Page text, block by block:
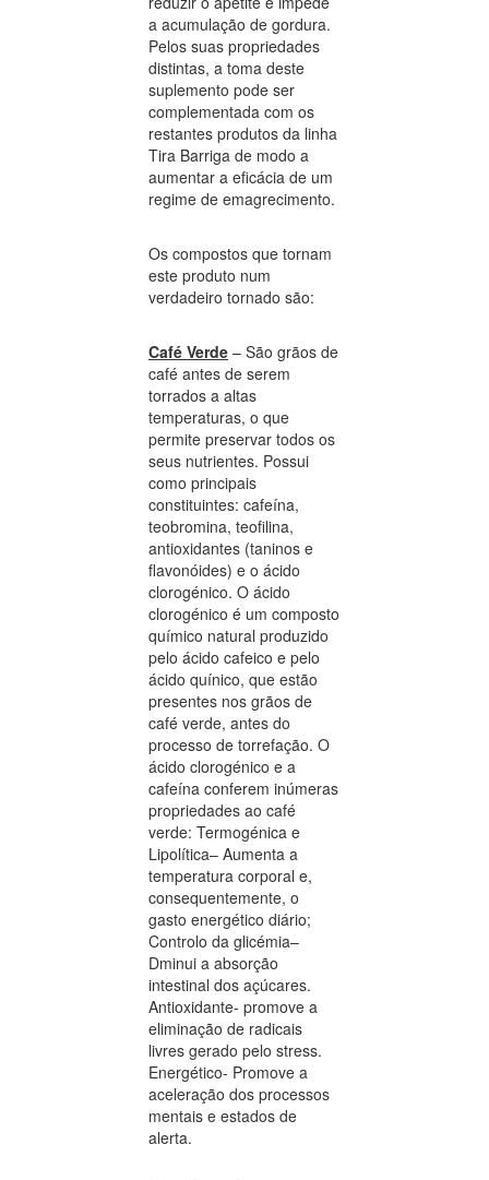
a acumulação de gordura.
Pelos suas propriedades
distintas, a toma deste
suplemento pode ser
complementada com os
restantes produtos da linha
Tira Barriga de modo a
aumentar a eficácia de um
regime de emagrecimento.
Os compostos que tornam
este produto num
verdadeiro tornado são:
Café Verde – São grãos de
café antes de serem
torrados a altas
temperaturas, o que
permite preservar todos os
seus nutrientes. Possui
como principais
constituintes: cafeína,
teobromina, teofilina,
antioxidantes (taninos e
flavonóides) e o ácido
clorogénico. O ácido
clorogénico é um composto
químico natural produzido
pelo ácido cafeico e pelo
ácido quínico, que estão
presentes nos grãos de
café verde, antes do
processo de torrefação. O
ácido clorogénico e a
cafeína conferem inúmeras
propriedades ao café
verde: Termogénica e
Lipolítica– Aumenta a
temperatura corporal e,
consequentemente, o
gasto energético diário;
Controlo da glicémia–
Dminui a absorção
intestinal dos açúcares.
Antioxidante- promove a
eliminação de radicais
livres gerado pelo stress.
Energético- Promove a
aceleração dos processos
mentais e estados de
alerta.